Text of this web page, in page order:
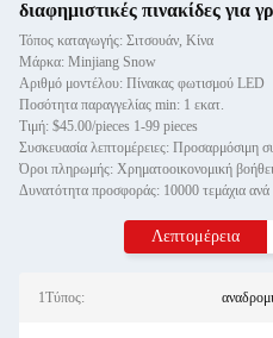
διαφημιστικές πινακίδες για
Τόπος καταγωγής: Σιτσουάν, Κίνα
Μάρκα: Minjiang Snow
Αριθμό μοντέλου: Πίνακας φωτισμού LED
Ποσότητα παραγγελίας min: 1 εκατ.
Τιμή: $45.00/pieces 1-99 pieces
Συσκευασία λεπτομέρειες: Προσαρμόσιμη
Όροι πληρωμής: Χρηματοοικονομική
Δυνατότητα προσφοράς: 10000 τεμάχια ανά
Λεπτομέρεια
1Τύπος: